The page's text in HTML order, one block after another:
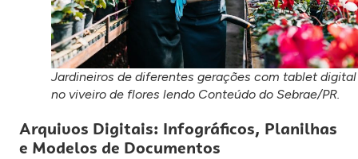
Jardineiros de diferentes gerações com tablet digital
no viveiro de flores lendo Conteúdo do Sebrae/PR.
Arquivos Digitais: Infográficos, Planilhas
e Modelos de Documentos